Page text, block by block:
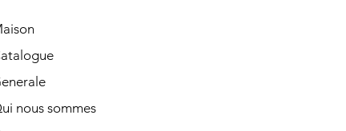
nous sommes